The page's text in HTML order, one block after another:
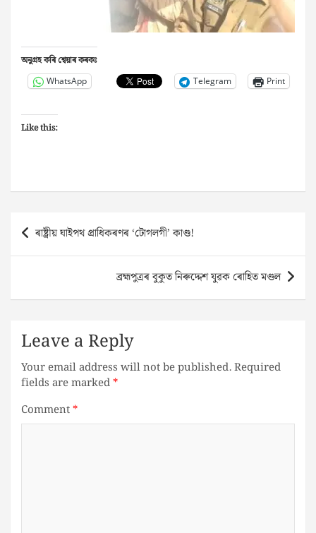
অনুগ্ৰহ কৰি শ্বেয়াৰ কৰকঃ
WhatsApp Telegram Print
Like this:
Post
navigation
​ৰাষ্ট্ৰীয় ঘাইপথ প্ৰাধিকৰণৰ ‘টোগলগী’ কাণ্ড!
ব্ৰহ্মপুত্ৰৰ বুকুত নিৰুদ্দেশ যুৱক ৰোহিত মণ্ডল
Leave a Reply
Your email address will not be published.Required
fields are marked*
Comment*